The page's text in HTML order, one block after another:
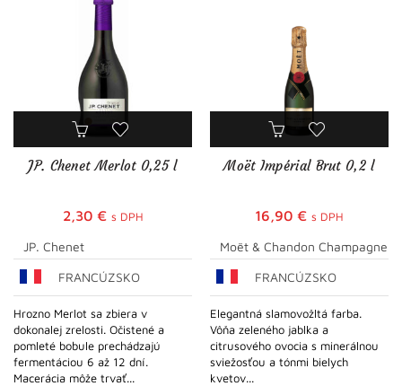
JP. Chenet Merlot 0,25 l
2,30 € s DPH
JP. Chenet
FRANCÚZSKO
Hrozno Merlot sa zbiera v
dokonalej zrelosti. Očistené a
pomleté bobule prechádzajú
fermentáciou 6 až 12 dní.
Macerácia môže trvať...
Moët Impérial Brut 0,2 l
16,90 € s DPH
Moët & Chandon Champagne
FRANCÚZSKO
Elegantná slamovožltá farba.
Vôňa zeleného jablka a
citrusového ovocia s minerálnou
sviežosťou a tónmi bielych
kvetov...